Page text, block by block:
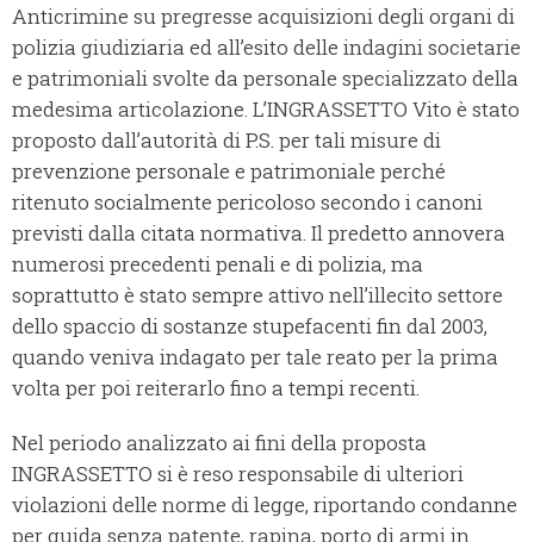
Anticrimine su pregresse acquisizioni degli organi di
polizia giudiziaria ed all’esito delle indagini societarie
e patrimoniali svolte da personale specializzato della
medesima articolazione. L’INGRASSETTO Vito è stato
proposto dall’autorità di P.S. per tali misure di
prevenzione personale e patrimoniale perché
ritenuto socialmente pericoloso secondo i canoni
previsti dalla citata normativa. Il predetto annovera
numerosi precedenti penali e di polizia, ma
soprattutto è stato sempre attivo nell’illecito settore
dello spaccio di sostanze stupefacenti fin dal 2003,
quando veniva indagato per tale reato per la prima
volta per poi reiterarlo fino a tempi recenti.
Nel periodo analizzato ai fini della proposta
INGRASSETTO si è reso responsabile di ulteriori
violazioni delle norme di legge, riportando condanne
per guida senza patente, rapina, porto di armi in